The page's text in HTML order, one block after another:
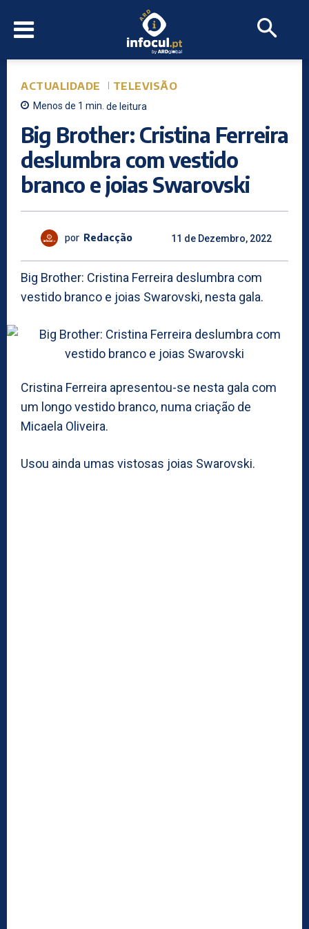
ACTUALIDADE TELEVISÃO
Menos de 1 min. de leitura
Big Brother: Cristina Ferreira
deslumbra com vestido
branco e joias Swarovski
por Redacção 11 de Dezembro, 2022
Big Brother: Cristina Ferreira deslumbra com
vestido branco e joias Swarovski, nesta gala.
Cristina Ferreira apresentou-se nesta gala com
um longo vestido branco, numa criação de
Micaela Oliveira.
Usou ainda umas vistosas joias Swarovski.